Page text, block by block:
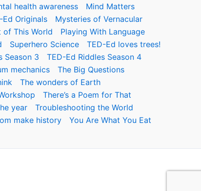
health awareness
Mind Matters
Ed Originals
Mysteries of Vernacular
of This World
Playing With Language
Superhero Science
TED-Ed loves trees!
Season 3
TED-Ed Riddles Season 4
mechanics
The Big Questions
The wonders of Earth
There’s a Poem for That
year
Troubleshooting the World
make history You Are What You Eat